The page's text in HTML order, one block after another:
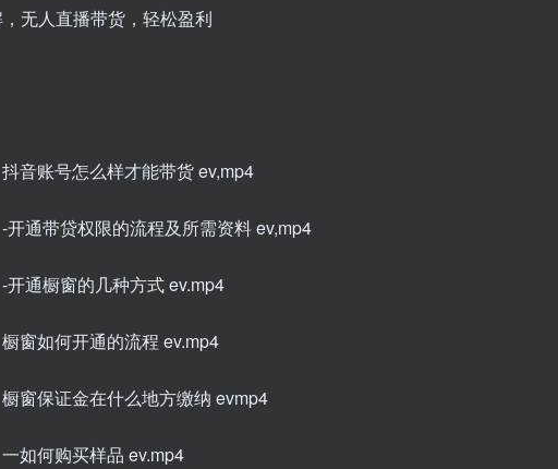
无人直播带货，轻松盈利
音账号怎么样才能带货 ev,mp4
通带贷权限的流程及所需资料 ev,mp4
通橱窗的几种方式 ev.mp4
窗如何开通的流程 ev.mp4
窗保证金在什么地方缴纳 evmp4
如何购买样品 ev.mp4